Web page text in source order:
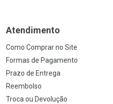
Atendimento
Como Comprar no Site
Formas de Pagamento
Prazo de Entrega
Reembolso
Troca ou Devolução